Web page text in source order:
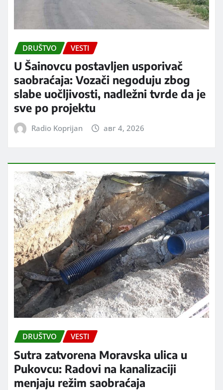
DRUŠTVO VESTI
U Šainovcu postavljen usporivač
saobraćaja: Vozači negoduju zbog
slabe uočljivosti, nadležni tvrde da je
sve po projektu
Radio Koprijan авг 4, 2026
DRUŠTVO VESTI
Sutra zatvorena Moravska ulica u
Pukovcu: Radovi na kanalizaciji
menjaju režim saobraćaja